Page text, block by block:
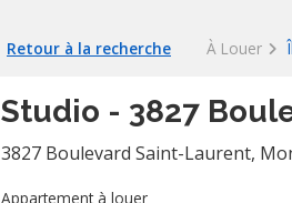
Retour à la recherche À Louer
Studio - 3827
3827 Boulevard Saint-Laurent,
Appartement à louer